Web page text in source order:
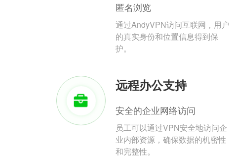
匿名浏览
通过AndyVPN访问互联网，用户
的真实身份和位置信息得到保
护。
远程办公支持
安全的企业网络访问
员工可以通过VPN安全地访问企
业内部资源，确保数据的机密性
和完整性。